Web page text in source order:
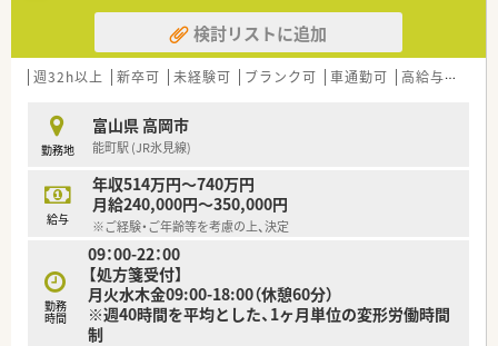
検討リストに追加
週32h以上 新卒可 未経験可 ブランク可 車通勤可 高給与(600万円以上)
勤務地
富山県 高岡市
能町駅 (JR氷見線)
給与
年収514万円～740万円
月給240,000円～350,000円
※ご経験・ご年齢等を考慮の上、決定
勤務
時間
09：00-22：00
【処方箋受付】
月火水木金09:00-18:00（休憩60分）
※週40時間を平均とした、1ヶ月単位の変形労働時間
制